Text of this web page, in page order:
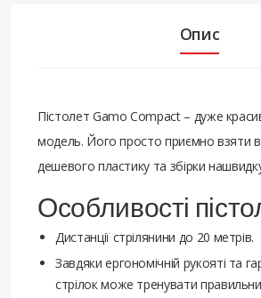
Опис
Пістолет Gamo Compact – дуже
модель. Його просто приємно взяти в
дешевого пластику та збірки
Особливості
Дистанції стрілянини до 20 метрів.
Завдяки ергономічній рукояті та
стрілок може тренувати